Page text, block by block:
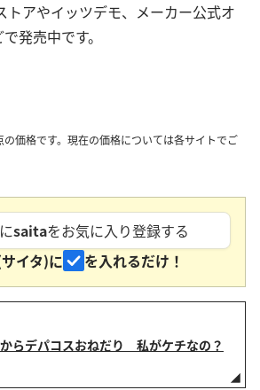
トアやイッツデモ、メーカー公式オ
発売中です。
価格です。現在の価格については各サイトでご
saitaをお気に入り登録する
イタ)に
を入れるだけ！
らデパコスおねだり 私がケチなの？